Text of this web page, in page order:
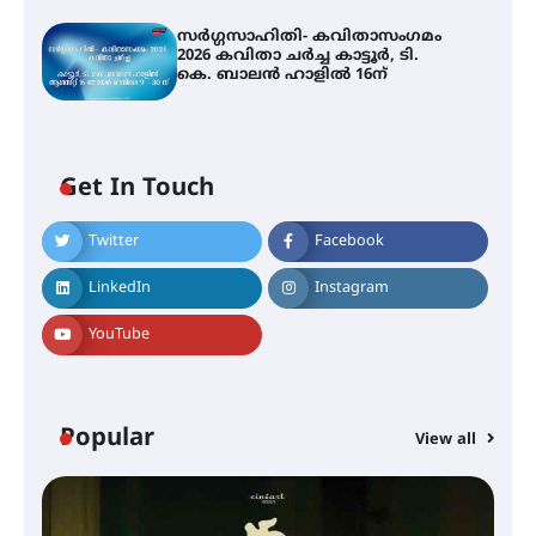
സർഗ്ഗസാഹിതി- കവിതാസംഗമം
2026 കവിതാ ചർച്ച കാട്ടൂർ, ടി.
കെ. ബാലൻ ഹാളിൽ 16ന്
Get In Touch
Twitter Facebook
LinkedIn Instagram
YouTube
Popular View all